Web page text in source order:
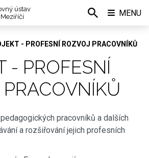
- PROFESNÍ ROZVOJ PRACOVNÍKŮ
- PROFESNÍ
pracovníků a dalších
a rozšiřování jejich profesních
ústav
MENU